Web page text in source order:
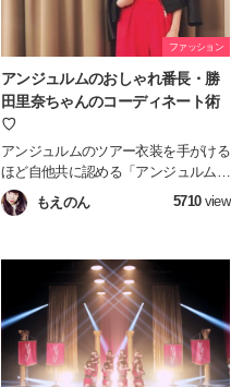
ファッション
アンジュルムのおしゃれ番長・勝
田里奈ちゃんのコーディネート術
♡
アンジュルムのツアー衣装を手がける
ほど自他共に認める「アンジュルムの
おしゃれ番長」こと勝田里奈ちゃん！
今回は、そんな勝田里奈ちゃんのコー
もえのん 5710view